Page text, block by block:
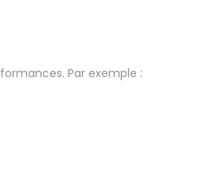
Par exemple :